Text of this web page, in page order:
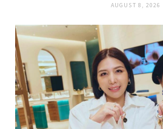
AUGUST 8, 2026